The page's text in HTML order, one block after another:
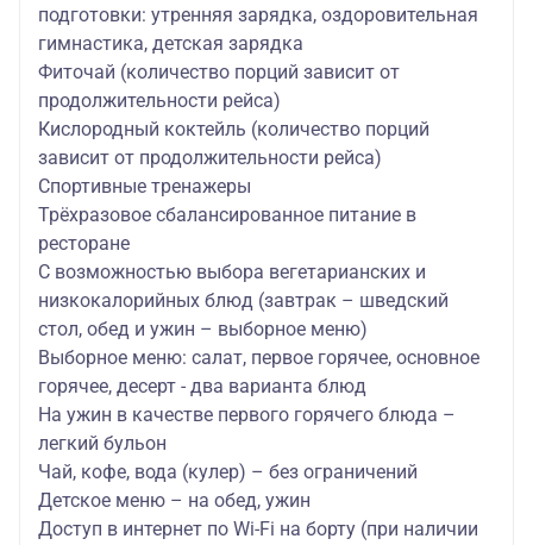
подготовки: утренняя зарядка, оздоровительная
гимнастика, детская зарядка
Фиточай (количество порций зависит от
продолжительности рейса)
Кислородный коктейль (количество порций
зависит от продолжительности рейса)
Спортивные тренажеры
Трёхразовое сбалансированное питание в
ресторане
С возможностью выбора вегетарианских и
низкокалорийных блюд (завтрак – шведский
стол, обед и ужин – выборное меню)
Выборное меню: салат, первое горячее, основное
горячее, десерт - два варианта блюд
На ужин в качестве первого горячего блюда –
легкий бульон
Чай, кофе, вода (кулер) – без ограничений
Детское меню – на обед, ужин
Доступ в интернет по Wi-Fi на борту (при наличии